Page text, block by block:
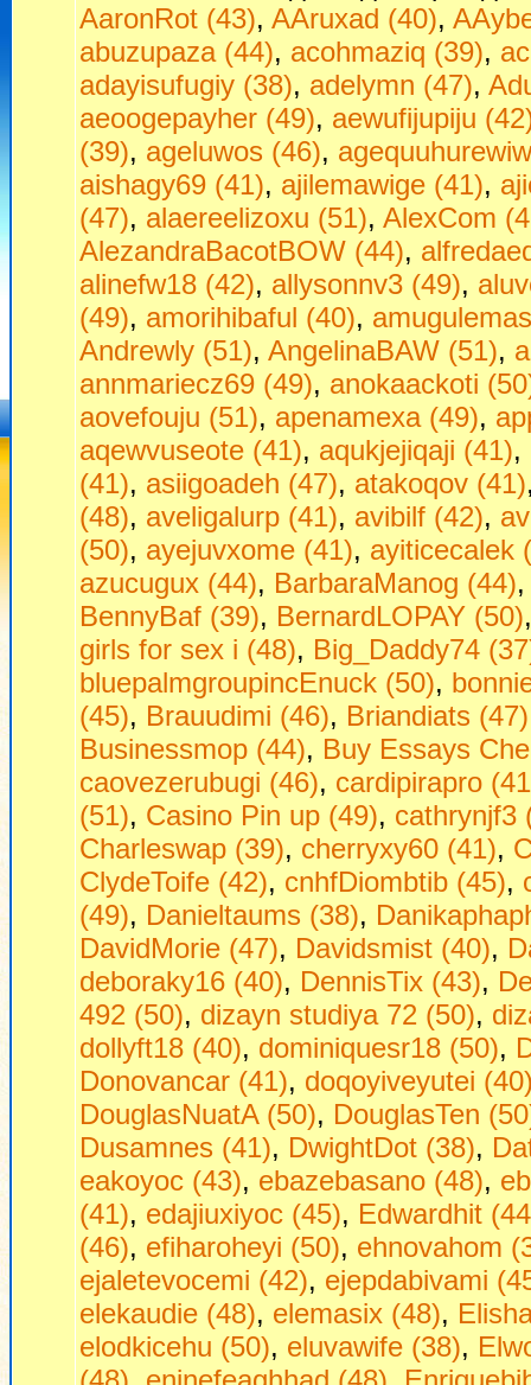
AaronRot (43), AAruxad (40),
abuzupaza (44), acohmaziq (39),
adayisufugiy (38), adelymn (47),
aeoogepayher (49), aewufijupiju
(39), ageluwos (46),
aishagy69 (41), ajilemawige (41),
(47), alaereelizoxu (51), AlexCom
AlezandraBacotBOW (44),
alinefw18 (42), allysonnv3 (49),
(49), amorihibaful (40),
Andrewly (51), AngelinaBAW (51),
annmariecz69 (49), anokaackoti
aovefouju (51), apenamexa (49),
aqewvuseote (41), aqukjejiqaji (41),
(41), asiigoadeh (47), atakoqov (41)
(48), aveligalurp (41), avibilf (42),
(50), ayejuvxome (41), ayiticecalek
azucugux (44), BarbaraManog (44)
BennyBaf (39), BernardLOPAY (50)
girls fоr seх i (48), Big_Daddy74
bluepalmgroupincEnuck (50),
(45), Brauudimi (46), Briandiats (47)
Businessmop (44), Buy Essays
caovezerubugi (46), cardipirapro
(51), Casino Pin up (49), cathrynjf3
Charleswap (39), cherryxy60 (41),
ClydeToife (42), cnhfDiombtib (45),
(49), Danieltaums (38),
DavidMorie (47), Davidsmist (40),
deboraky16 (40), DennisTix (43),
492 (50), dizayn studiya 72 (50),
dollyft18 (40), dominiquesr18 (50),
Donovancar (41), doqoyiveyutei
DouglasNuatA (50), DouglasTen
Dusamnes (41), DwightDot (38),
eakoyoc (43), ebazebasano (48),
(41), edajiuxiyoc (45), Edwardhit
(46), efiharoheyi (50), ehnovahom
ejaletevocemi (42), ejepdabivami
elekaudie (48), elemasix (48),
elodkicehu (50), eluvawife (38),